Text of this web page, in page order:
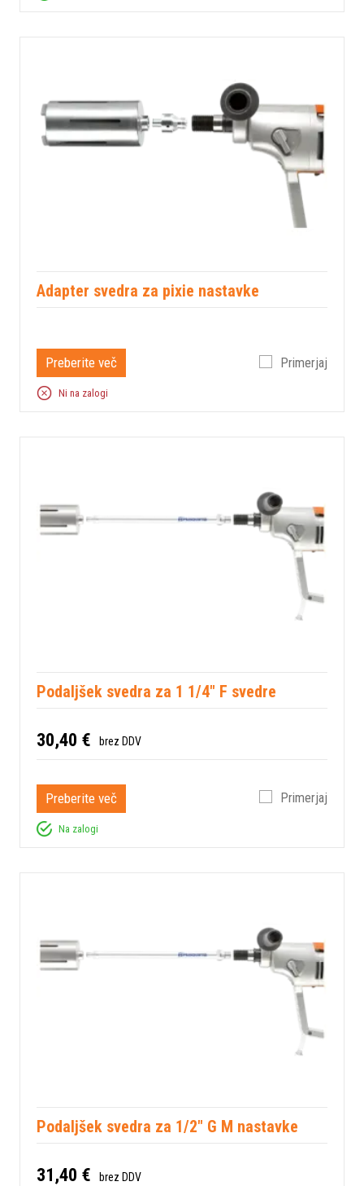
Adapter svedra za pixie nastavke
Preberite več Primerjaj
Ni na zalogi
Podaljšek svedra za 1 1/4" F svedre
30,40 € brez DDV
Preberite več Primerjaj
Na zalogi
Podaljšek svedra za 1/2" G M nastavke
31,40 € brez DDV